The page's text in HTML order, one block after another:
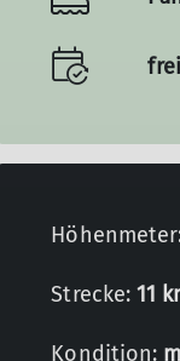
frei
Strecke:11
Kondition: